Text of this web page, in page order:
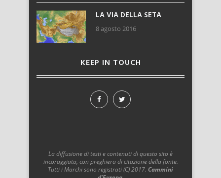
LA VIA DELLA SETA
8 agosto 2016
KEEP IN TOUCH
La diffusione di testi e contenuti di questo sito è
incoraggiata, con preghiera di citazione della fonte.
Tutti i Marchi sono registrati (C) 2017. Cammini